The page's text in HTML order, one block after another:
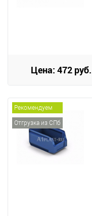
Цена: 472 руб.
Рекомендуем
Отгрузка из СПб